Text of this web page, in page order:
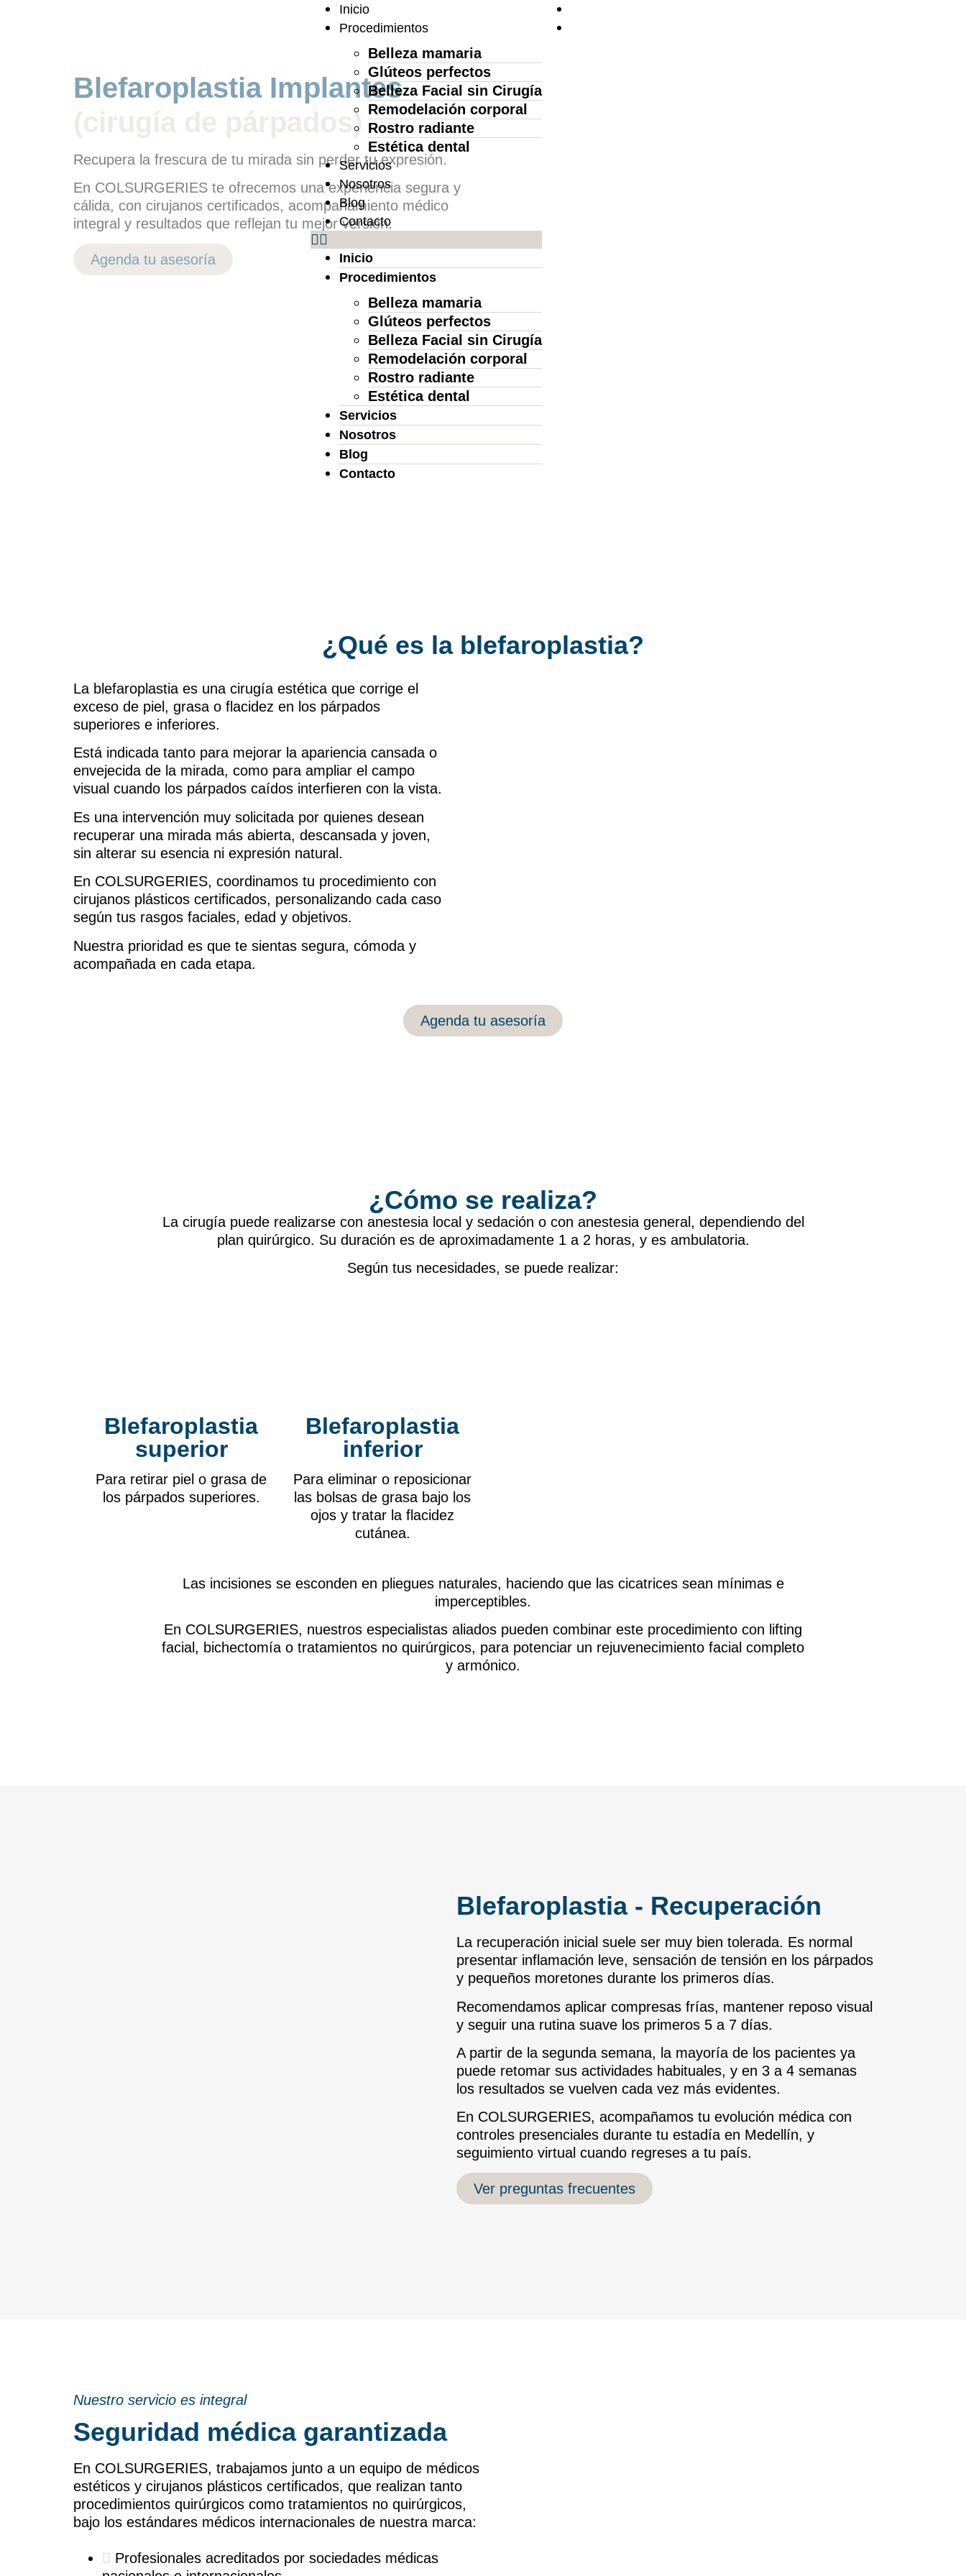
Inicio
Procedimientos
Belleza mamaria
Glúteos perfectos
Belleza Facial sin Cirugía
Remodelación corporal
Rostro radiante
Estética dental
Servicios
Nosotros
Blog
Contacto
Inicio
Procedimientos
Belleza mamaria
Glúteos perfectos
Belleza Facial sin Cirugía
Remodelación corporal
Rostro radiante
Estética dental
Servicios
Nosotros
Blog
Contacto
Blefaroplastia Implantes
(cirugía de párpados)
Recupera la frescura de tu mirada sin perder tu expresión.
En COLSURGERIES te ofrecemos una experiencia segura y
cálida, con cirujanos certificados, acompañamiento médico
integral y resultados que reflejan tu mejor versión.
Agenda tu asesoría
¿Qué es la blefaroplastia?
La blefaroplastia es una cirugía estética que corrige el
exceso de piel, grasa o flacidez en los párpados
superiores e inferiores.
Está indicada tanto para mejorar la apariencia cansada o
envejecida de la mirada, como para ampliar el campo
visual cuando los párpados caídos interfieren con la vista.
Es una intervención muy solicitada por quienes desean
recuperar una mirada más abierta, descansada y joven,
sin alterar su esencia ni expresión natural.
En COLSURGERIES, coordinamos tu procedimiento con
cirujanos plásticos certificados, personalizando cada caso
según tus rasgos faciales, edad y objetivos.
Nuestra prioridad es que te sientas segura, cómoda y
acompañada en cada etapa.
Agenda tu asesoría
¿Cómo se realiza?
La cirugía puede realizarse con anestesia local y sedación o con anestesia general, dependiendo del
plan quirúrgico. Su duración es de aproximadamente 1 a 2 horas, y es ambulatoria.
Según tus necesidades, se puede realizar:
Blefaroplastia
superior
Para retirar piel o grasa de
los párpados superiores.
Blefaroplastia
inferior
Para eliminar o reposicionar
las bolsas de grasa bajo los
ojos y tratar la flacidez
cutánea.
Las incisiones se esconden en pliegues naturales, haciendo que las cicatrices sean mínimas e
imperceptibles.
En COLSURGERIES, nuestros especialistas aliados pueden combinar este procedimiento con lifting
facial, bichectomía o tratamientos no quirúrgicos, para potenciar un rejuvenecimiento facial completo
y armónico.
Blefaroplastia - Recuperación
La recuperación inicial suele ser muy bien tolerada. Es normal
presentar inflamación leve, sensación de tensión en los párpados
y pequeños moretones durante los primeros días.
Recomendamos aplicar compresas frías, mantener reposo visual
y seguir una rutina suave los primeros 5 a 7 días.
A partir de la segunda semana, la mayoría de los pacientes ya
puede retomar sus actividades habituales, y en 3 a 4 semanas
los resultados se vuelven cada vez más evidentes.
En COLSURGERIES, acompañamos tu evolución médica con
controles presenciales durante tu estadía en Medellín, y
seguimiento virtual cuando regreses a tu país.
Ver preguntas frecuentes
Nuestro servicio es integral
Seguridad médica garantizada
En COLSURGERIES, trabajamos junto a un equipo de médicos
estéticos y cirujanos plásticos certificados, que realizan tanto
procedimientos quirúrgicos como tratamientos no quirúrgicos,
bajo los estándares médicos internacionales de nuestra marca:
Profesionales acreditados por sociedades médicas